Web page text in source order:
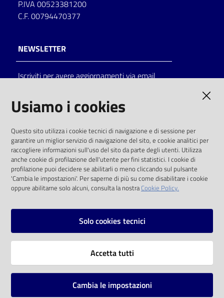
on line
Eventi
Chiedi al
bibliotecario
Avvisi
P.IVA 00523381200
C.F. 00794470377
NEWSLETTER
Iscriviti per avere aggiornamenti via email
solo alle condizioni previste dalla direttiva
comunitaria 2003/98/CE e dal d.lgs. 36/2006
SOCIAL
Instagram
Vai alla pagina
Usiamo i cookies
Questo sito utilizza i cookie tecnici di navigazione e di sessione per
garantire un miglior servizio di navigazione del sito, e cookie analitici per
raccogliere informazioni sull'uso del sito da parte degli utenti. Utilizza
anche cookie di profilazione dell'utente per fini statistici. I cookie di
profilazione puoi decidere se abilitarli o meno cliccando sul pulsante
'Cambia le impostazioni'. Per saperne di più su come disabilitare i cookie
oppure abilitarne solo alcuni, consulta la nostraCookie Policy.
Solo cookies tecnici
Accetta tutti
Cambia le impostazioni